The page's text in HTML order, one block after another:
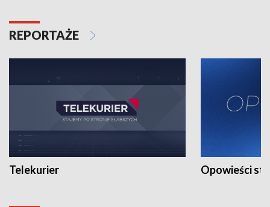
REPORTAŻE
Telekurier Opowieści